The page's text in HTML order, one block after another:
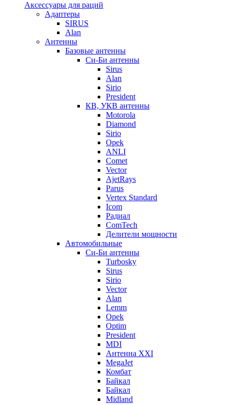
Аксессуары для раций
Адаптеры
SIRUS
Alan
Антенны
Базовые антенны
Си-Би антенны
Sirus
Alan
Sirio
President
КВ, УКВ антенны
Motorola
Diamond
Sirio
Opek
ANLI
Comet
Vector
AjetRays
Parus
Vertex Standard
Icom
Радиал
ComTech
Делители мощности
Автомобильные
Си-Би антенны
Turbosky
Sirus
Sirio
Vector
Alan
Lemm
Opek
Optim
President
MDI
Антенна XXI
MegaJet
Комбат
Байкал
Байкал
Midland